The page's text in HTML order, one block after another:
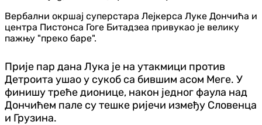
Вербални окршај суперстара Лејкерса Луке Дончића и
центра Пистонса Гоге Битадзеа привукао је велику
пажњу "преко баре".
Прије пар дана Лука је на утакмици против
Детроита ушао у сукоб са бившим асом Меге. У
финишу треће дионице, након једног фаула над
Дончићем пале су тешке ријечи између Словенца
и Грузина.